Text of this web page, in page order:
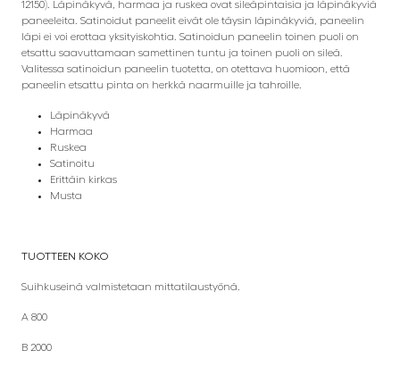
12150). Läpinäkyvä, harmaa ja ruskea ovat sileäpintaisia ja läpinäkyviä
paneeleita. Satinoidut paneelit eivät ole täysin läpinäkyviä, paneelin
läpi ei voi erottaa yksityiskohtia. Satinoidun paneelin toinen puoli on
etsattu saavuttamaan samettinen tuntu ja toinen puoli on sileä.
Valitessa satinoidun paneelin tuotetta, on otettava huomioon, että
paneelin etsattu pinta on herkkä naarmuille ja tahroille.
Läpinäkyvä
Harmaa
Ruskea
Satinoitu
Erittäin kirkas
Musta
TUOTTEEN KOKO
Suihkuseinä valmistetaan mittatilaustyönä.
A 800
B 2000